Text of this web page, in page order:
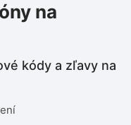
na
kódy a zľavy na